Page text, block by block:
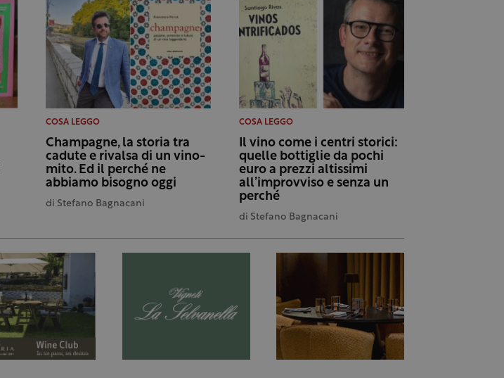
COSA LEGGO
Champagne, la storia tra
cadute e rivalsa di un vino-
mito. Ed il perché ne
abbiamo bisogno oggi
di Stefano Bagnacani
COSA LEGGO
Il vino come i centri storici:
quelle bottiglie da pochi
euro a prezzi altissimi
all’improvviso e senza un
perché
di Stefano Bagnacani